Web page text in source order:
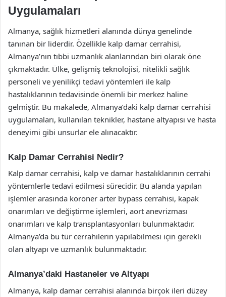
Uygulamaları
Almanya, sağlık hizmetleri alanında dünya genelinde
tanınan bir liderdir. Özellikle kalp damar cerrahisi,
Almanya’nın tıbbi uzmanlık alanlarından biri olarak öne
çıkmaktadır. Ülke, gelişmiş teknolojisi, nitelikli sağlık
personeli ve yenilikçi tedavi yöntemleri ile kalp
hastalıklarının tedavisinde önemli bir merkez haline
gelmiştir. Bu makalede, Almanya’daki kalp damar cerrahisi
uygulamaları, kullanılan teknikler, hastane altyapısı ve hasta
deneyimi gibi unsurlar ele alınacaktır.
Kalp Damar Cerrahisi Nedir?
Kalp damar cerrahisi, kalp ve damar hastalıklarının cerrahi
yöntemlerle tedavi edilmesi sürecidir. Bu alanda yapılan
işlemler arasında koroner arter bypass cerrahisi, kapak
onarımları ve değiştirme işlemleri, aort anevrizması
onarımları ve kalp transplantasyonları bulunmaktadır.
Almanya’da bu tür cerrahilerin yapılabilmesi için gerekli
olan altyapı ve uzmanlık bulunmaktadır.
Almanya’daki Hastaneler ve Altyapı
Almanya, kalp damar cerrahisi alanında birçok ileri düzey